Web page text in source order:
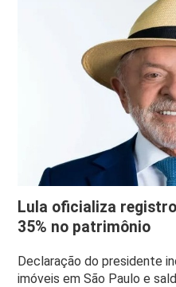
Lula oficializa
35% no patrimônio
Declaração do presidente
imóveis em São Paulo e